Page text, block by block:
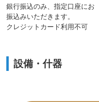
銀行振込のみ、指定口座にお
振込みいただきます。
クレジットカード利用不可
設備・什器